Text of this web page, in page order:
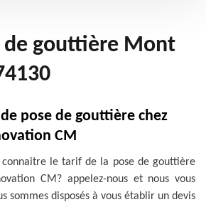
de gouttière Mont
pose de gouttière chez
CM
connaitre le tarif de la pose de gouttière
CM? appelez-nous et nous vous
sommes disposés à vous établir un devis